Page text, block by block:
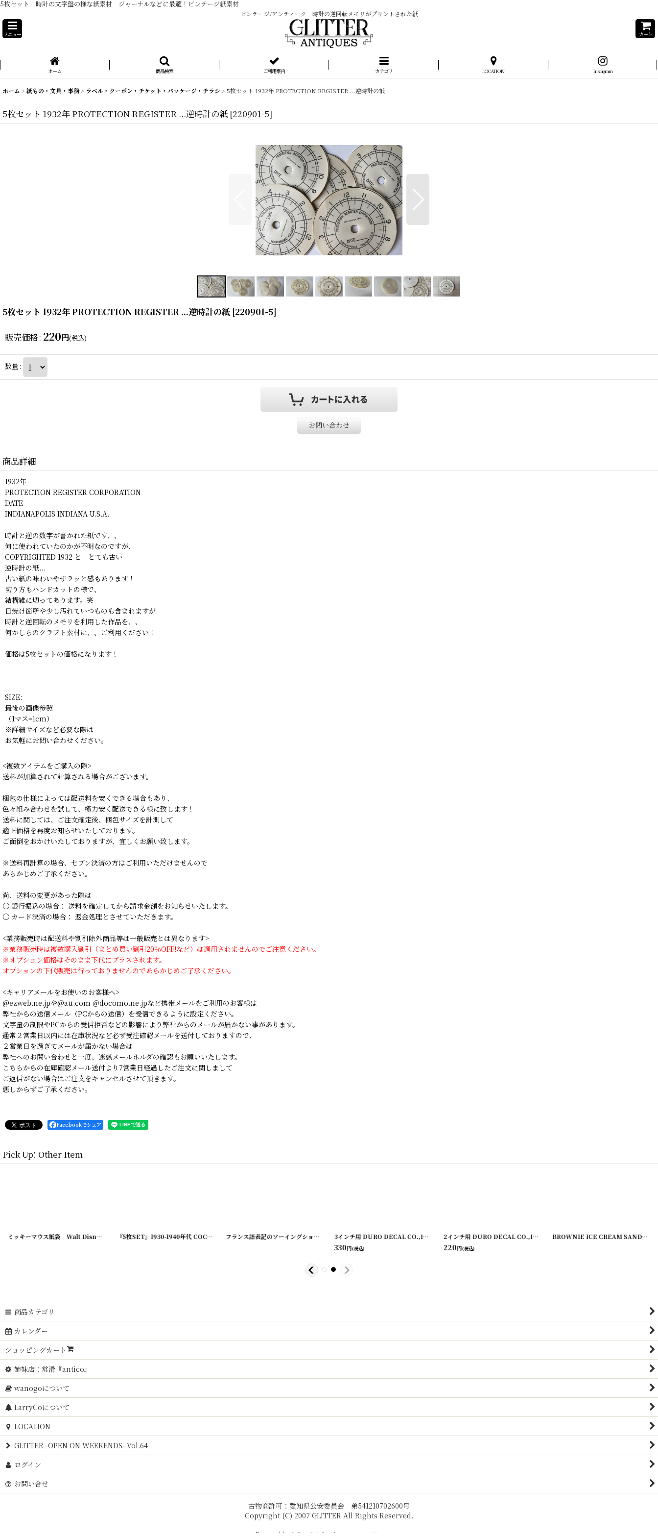
5枚セット 時計の文字盤の様な紙素材 ジャーナルなどに最適！ビンテージ紙素材
ビンテージ/アンティーク 時計の逆回転メモリがプリントされた紙
メニュー カート
ホーム 商品検索 ご利用案内 カテゴリ LOCATION Instagram
ホーム > 紙もの・文具・事務> ラベル・クーポン・チケット・パッケージ・チラシ > 5枚セット 1932年 PROTECTION REGISTER ...逆時計の紙
5枚セット 1932年 PROTECTION REGISTER ...逆時計の紙 [220901-5]
5枚セット 1932年 PROTECTION REGISTER ...逆時計の紙 [220901-5]
販売価格: 220円(税込)
数量:
お問い合わせ
商品詳細
1932年
PROTECTION REGISTER CORPORATION
DATE
INDIANAPOLIS INDIANA U.S.A.
時計と逆の数字が書かれた紙です、、
何に使われていたのかが不明なのですが、
COPYRIGHTED 1932 と とても古い
逆時計の紙...
古い紙の味わいやザラッと感もあります！
切り方もハンドカットの様で、
結構雑に切ってあります。笑
日焼け箇所や少し汚れていつものも含まれますが
時計と逆回転のメモリを利用した作品を、、
何かしらのクラフト素材に、、ご利用ください！
価格は5枚セットの価格になります！
SIZE:
最後の画像参照
（1マス=1cm）
※詳細サイズなど必要な際は
お気軽にお問い合わせください。
<複数アイテムをご購入の際>
送料が加算されて計算される場合がございます。
梱包の仕様によっては配送料を安くできる場合もあり、
色々組み合わせを試して、極力安く配送できる様に致します！
送料に関しては、ご注文確定後、梱包サイズを計測して
適正価格を再度お知らせいたしております。
ご面倒をおかけいたしておりますが、宜しくお願い致します。
※送料再計算の場合、セブン決済の方はご利用いただけませんので
あらかじめご了承ください。
尚、送料の変更があった際は
○ 銀行振込の場合： 送料を確定してから請求金額をお知らせいたします。
○ カード決済の場合： 返金処理とさせていただきます。
<業務販売時は配送料や割引除外商品等は一般販売とは異なります>
※業務販売時は複数購入割引（まとめ買い割引20％OFF!など）は適用されませんのでご注意ください。
※オプション価格はそのまま下代にプラスされます。
オプションの下代販売は行っておりませんのであらかじめご了承ください。
<キャリアメールをお使いのお客様へ>
@ezweb.ne.jpや@au.com ＠docomo.ne.jpなど携帯メールをご利用のお客様は
弊社からの送信メール（PCからの送信）を受信できるように設定ください。
文字量の制限やPCからの受信拒否などの影響により弊社からのメールが届かない事があります。
通常２営業日以内には在庫状況など必ず受注確認メールを送付しておりますので、
２営業日を過ぎてメールが届かない場合は
弊社へのお問い合わせと一度、迷惑メールホルダの確認もお願いいたします。
こちらからの在庫確認メール送付より7営業日経過したご注文に関しまして
ご返信がない場合はご注文をキャンセルさせて頂きます。
悪しからずご了承ください。
Facebookでシェア
Pick Up! Other Item
[220808-1] ミッキーマウス紙袋 Walt Disney Production Hi,MOUSEKETEERS! [220901-1]
『5枚SET』1930-1940年代 COCA COLA VINTAGE PAPER COIN/コカコーラ ペーパーコイン [220727-1]
フランス語表記のソーイングショップ紙袋 [220901-2] 3インチ用 DURO DECAL CO.,INC. DECAL PAPER PACKAGE シャリ紙のデカール用袋 [220901-3]
330円(税込)
2インチ用 DURO DECAL CO.,INC. DECAL PAPER PACKAGE シャリ紙のデカール用袋
220円(税込)
BROWNIE ICE CREAM SANDWICH ナビスコシャリ紙のお菓子袋
商品カテゴリ
カレンダー
ショッピングカート
姉妹店：常滑『antico』
wanogoについて
LarryCoについて
LOCATION
GLITTER -OPEN ON WEEKENDS- Vol.64
ログイン
お問い合せ
古物商許可：愛知県公安委員会 弟541210702600号
Copyright (C) 2007 GLITTER All Rights Reserved.
Powered by おちゃのこネット ネットショップ作成サービス